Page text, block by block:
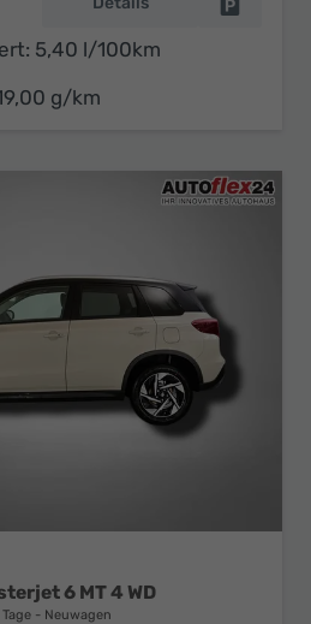
5,40 l/100km
g/km
6 MT 4 WD
Tage Neuwagen